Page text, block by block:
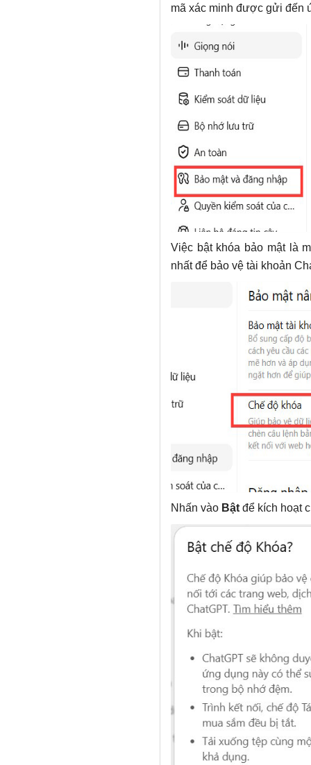
mã xác minh được gửi đến
Việc bật khóa bảo mật là
nhất để bảo vệ tài khoản
Nhấn vào Bật để kích hoạt